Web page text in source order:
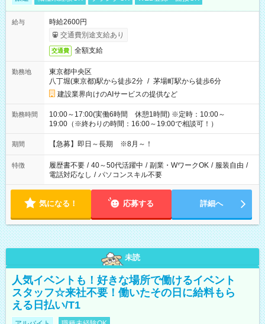
給与
時給2600円
交通費別途支給あり
交通費 全額支給
勤務地
東京都中央区
八丁堀(東京都)駅から徒歩2分 / 茅場町駅から徒歩6分
建設業界向けのAIサービスの提供など
勤務時間
10:00～17:00(実働6時間 休憩1時間) ※定時：10:00～
19:00（※終わりの時間：16:00～19:00で相談可！）
期間 【急募】即日～長期 ※8月～！
特徴 履歴書不要 / 40～50代活躍中 / 副業・WワークOK / 服装自由 /
電話対応なし / パソコンスキル不要
気になる！ 応募する 詳細へ
未読
人気イベントも！好きな場所で働けるイベント
スタッフ☆来社不要！働いたその日に給料もら
える日払い/T1